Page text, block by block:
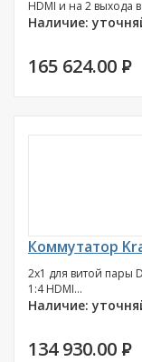
HDMI и на 2 выхода
Наличие:
165 624.00 P
Коммутатор
2x1 для витой пары
1:4 HDMI...
Наличие:
134 930.00 P